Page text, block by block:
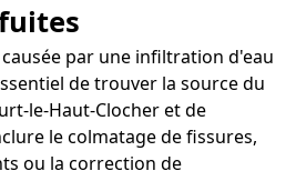
par une infiltration d'eau
de trouver la source du
le-Haut-Clocher et de
le colmatage de fissures,
ou la correction de